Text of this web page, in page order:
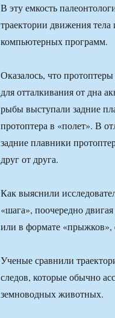
В эту емкость
траектории движения
компьютерных программ.
Оказалось, что
для отталкивания от дна
рыбы выступали задние
протоптера в «полет». В
задние плавники
друг от друга.
Как выяснили
«шага», поочередно
или в формате «прыжков»,
Ученые сравнили
следов, которые обычно
земноводных животных.